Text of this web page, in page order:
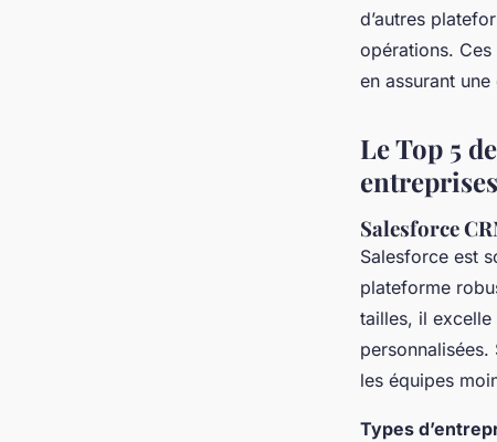
d’autres
opérations.
en assurant
Le Top 5
Salesforce
Salesforce est
plateforme
tailles, il excelle
personnalisées.
les équipes
Types